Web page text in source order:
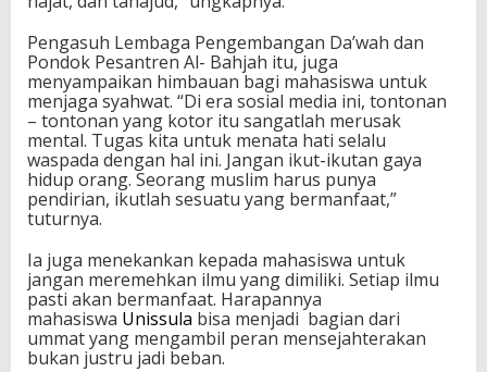
Pengasuh Lembaga Pengembangan Da’wah dan
Pondok Pesantren Al- Bahjah itu, juga
menyampaikan himbauan bagi mahasiswa untuk
menjaga syahwat. “Di era sosial media ini, tontonan
– tontonan yang kotor itu sangatlah merusak
mental. Tugas kita untuk menata hati selalu
waspada dengan hal ini. Jangan ikut-ikutan gaya
hidup orang. Seorang muslim harus punya
pendirian, ikutlah sesuatu yang bermanfaat,”
tuturnya.
Ia juga menekankan kepada mahasiswa untuk
jangan meremehkan ilmu yang dimiliki. Setiap ilmu
pasti akan bermanfaat. Harapannya
mahasiswa Unissula bisa menjadi bagian dari
ummat yang mengambil peran mensejahterakan
bukan justru jadi beban.